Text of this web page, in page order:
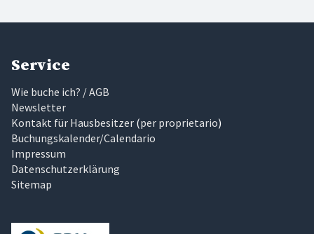
Service
Wie buche ich? / AGB
Newsletter
Kontakt für Hausbesitzer (per proprietario)
Buchungskalender/Calendario
Impressum
Datenschutzerklärung
Sitemap